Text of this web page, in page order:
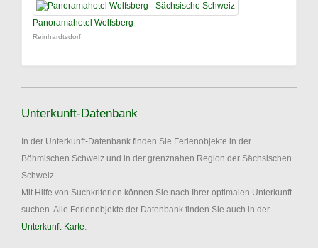
Panoramahotel Wolfsberg
Reinhardtsdorf
Unterkunft-Datenbank
In der Unterkunft-Datenbank finden Sie Ferienobjekte in der
Böhmischen Schweiz und in der grenznahen Region der Sächsischen
Schweiz.
Mit Hilfe von Suchkriterien können Sie nach Ihrer optimalen Unterkunft
suchen. Alle Ferienobjekte der Datenbank finden Sie auch in der
Unterkunft-Karte